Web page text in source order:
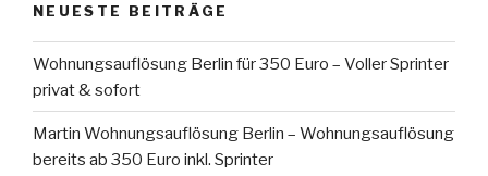
NEUESTE BEITRÄGE
Wohnungsauflösung Berlin für 350 Euro – Voller Sprinter
privat & sofort
Martin Wohnungsauflösung Berlin – Wohnungsauflösung
bereits ab 350 Euro inkl. Sprinter